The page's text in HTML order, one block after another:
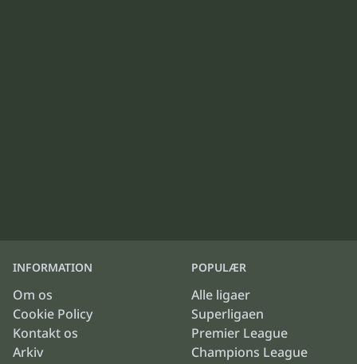
INFORMATION
Om os
Cookie Policy
Kontakt os
Arkiv
POPULÆR
Alle ligaer
Superligaen
Premier League
Champions League